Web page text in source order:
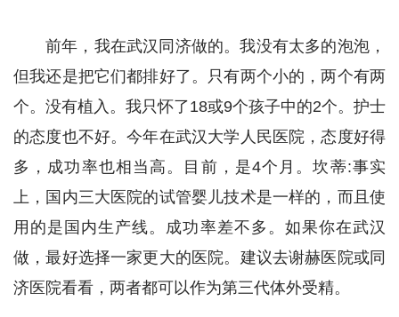
前年，我在武汉同济做的。我没有太多的泡泡，
但我还是把它们都排好了。只有两个小的，两个有两
个。没有植入。我只怀了18或9个孩子中的2个。护士
的态度也不好。今年在武汉大学人民医院，态度好得
多，成功率也相当高。目前，是4个月。坎蒂:事实
上，国内三大医院的试管婴儿技术是一样的，而且使
用的是国内生产线。成功率差不多。如果你在武汉
做，最好选择一家更大的医院。建议去谢赫医院或同
济医院看看，两者都可以作为第三代体外受精。